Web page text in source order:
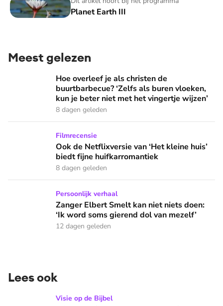
Planet Earth III
Meest gelezen
Hoe overleef je als christen de buurtbarbecue? ‘Zelfs als
Hoe overleef je als christen de
buurtbarbecue? ‘Zelfs als buren vloeken,
kun je beter niet met het vingertje wijzen’
8 dagen geleden
Ook de Netflixversie van ‘Het kleine huis’ biedt fijne
Filmrecensie
Ook de Netflixversie van ‘Het kleine huis’
biedt fijne huifkarromantiek
8 dagen geleden
Zanger Elbert Smelt kan niet niets doen: ‘Ik word soms
Persoonlijk verhaal
Zanger Elbert Smelt kan niet niets doen:
‘Ik word soms gierend dol van mezelf’
12 dagen geleden
Lees ook
Welke ‘kleine’ zonde heeft meer invloed op je leven dan je
Visie op de Bijbel